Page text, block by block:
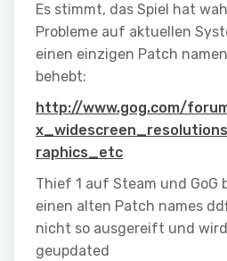
Es stimmt, das Spiel hat
Probleme auf aktuellen
einen einzigen Patch
behebt:
http://www.gog.com/
raphics_etc
Thief 1 auf Steam und GoG
einen alten Patch names
nicht so ausgereift und
geupdated